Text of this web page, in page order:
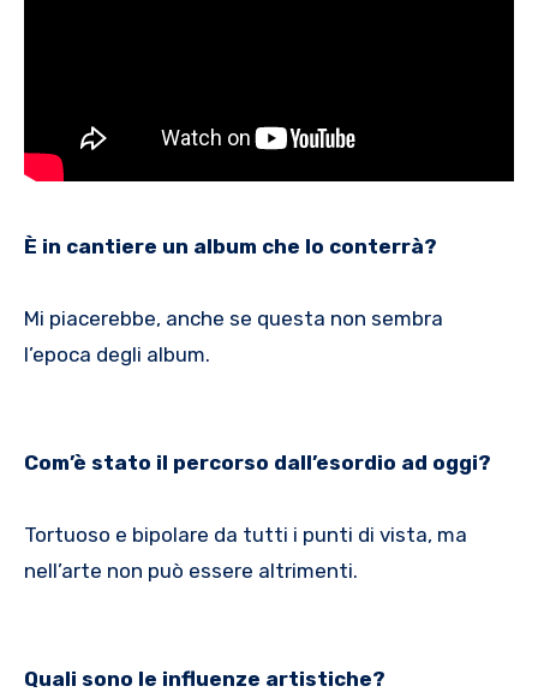
È in cantiere un album che lo conterrà?
Mi piacerebbe, anche se questa non sembra
l’epoca degli album.
Com’è stato il percorso dall’esordio ad oggi?
Tortuoso e bipolare da tutti i punti di vista, ma
nell’arte non può essere altrimenti.
Quali sono le influenze artistiche?